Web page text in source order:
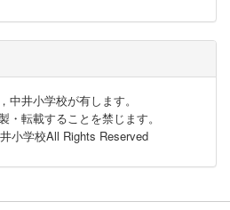
井小学校が有します。
転載することを禁じます。
小学校All Rights Reserved